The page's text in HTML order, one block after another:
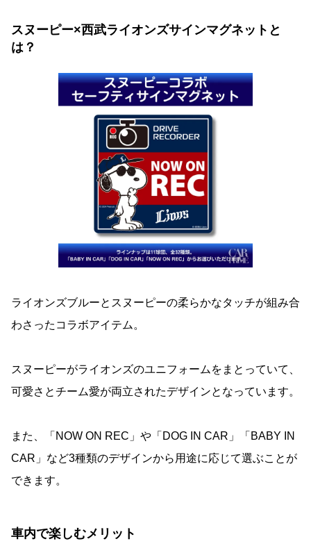
スヌーピー×西武ライオンズサインマグネットと
は？
ライオンズブルーとスヌーピーの柔らかなタッチが組み合
わさったコラボアイテム。
スヌーピーがライオンズのユニフォームをまとっていて、
可愛さとチーム愛が両立されたデザインとなっています。
また、「NOW ON REC」や「DOG IN CAR」「BABY IN
CAR」など3種類のデザインから用途に応じて選ぶことが
できます。
車内で楽しむメリット